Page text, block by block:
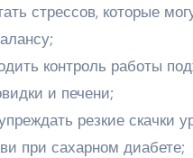
стрессов, которые
контроль работы
и печени;
резкие скачки
при сахарном диабете;